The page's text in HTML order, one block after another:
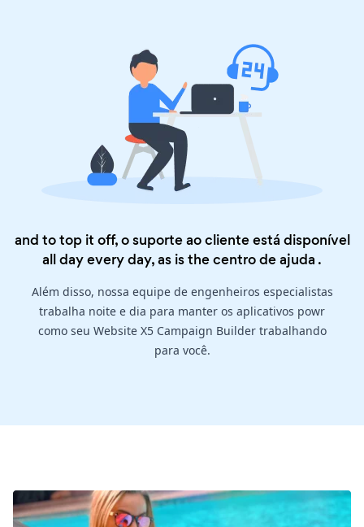
and to top it off, o suporte ao cliente está disponível
all day every day, as is thecentro de ajuda .
Além disso, nossa equipe de engenheiros especialistas
trabalha noite e dia para manter os aplicativos powr
como seu Website X5 Campaign Builder trabalhando
para você.